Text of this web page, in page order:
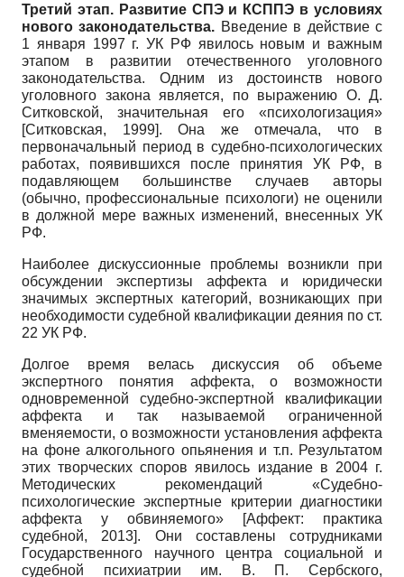
Третий этап. Развитие СПЭ и КСППЭ в условиях
нового законодательства. Введение в действие с
1 января 1997 г. УК РФ явилось новым и важным
этапом в развитии отечественного уголовного
законодательства. Одним из достоинств нового
уголовного закона является, по выражению О. Д.
Ситковской, значительная его «психологизация»
[Ситковская, 1999]. Она же отмечала, что в
первоначальный период в судебно-психологических
работах, появившихся после принятия УК РФ, в
подавляющем большинстве случаев авторы
(обычно, профессиональные психологи) не оценили
в должной мере важных изменений, внесенных УК
РФ.
Наиболее дискуссионные проблемы возникли при
обсуждении экспертизы аффекта и юридически
значимых экспертных категорий, возникающих при
необходимости судебной квалификации деяния по ст.
22 УК РФ.
Долгое время велась дискуссия об объеме
экспертного понятия аффекта, о возможности
одновременной судебно-экспертной квалификации
аффекта и так называемой ограниченной
вменяемости, о возможности установления аффекта
на фоне алкогольного опьянения и т.п. Результатом
этих творческих споров явилось издание в 2004 г.
Методических рекомендаций «Судебно-
психологические экспертные критерии диагностики
аффекта у обвиняемого»
[Аффект: практика
судебной, 2013]. Они составлены сотрудниками
Государственного научного центра социальной и
судебной психиатрии им. В. П. Сербского,